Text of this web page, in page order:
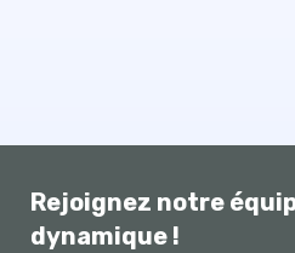
Rejoignez notre
dynamique !